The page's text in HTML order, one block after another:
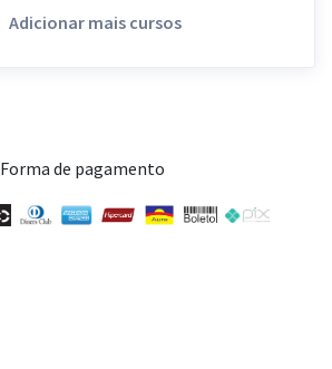
Adicionar mais cursos
Forma de pagamento